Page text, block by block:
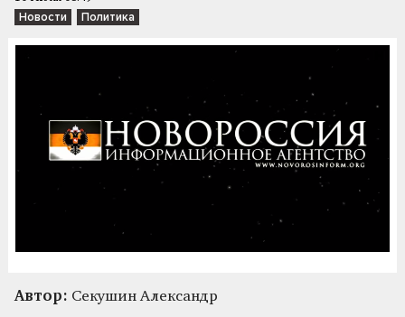
Новости Политика
Автор: Секушин Александр